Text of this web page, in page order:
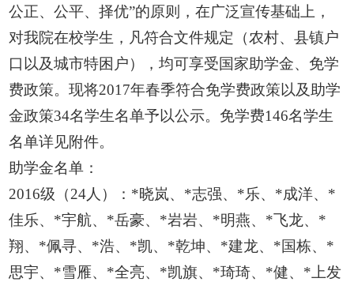
公正、公平、择优”的原则，在广泛宣传基础上，
对我院在校学生，凡符合文件规定（农村、县镇户
口以及城市特困户），均可享受国家助学金、免学
费政策。现将2017年春季符合免学费政策以及助学
金政策34名学生名单予以公示。免学费146名学生
名单详见附件。
助学金名单：
2016级（24人）： *晓岚、 *志强、 *乐、 *成洋、 *
佳乐、 *宇航、 *岳豪、 *岩岩、 *明燕、 *飞龙、 *
翔、 *佩寻、 *浩、 *凯、 *乾坤、 *建龙、 *国栋、 *
思宇、 *雪雁、 *全亮、 *凯旗、 *琦琦、 *健、 *上发